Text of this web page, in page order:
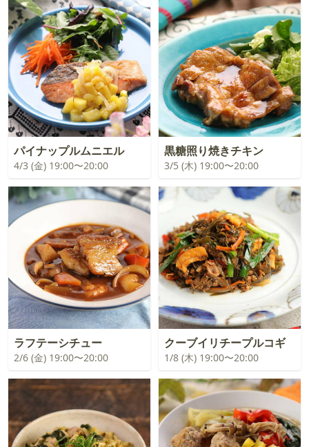
パイナップルムニエル
4/3 (金) 19:00〜20:00
黒糖照り焼きチキン
3/5 (木) 19:00〜20:00
ラフテーシチュー
2/6 (金) 19:00〜20:00
クーブイリチープルコギ
1/8 (木) 19:00〜20:00